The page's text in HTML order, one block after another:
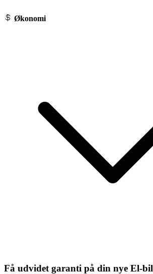
Økonomi
Få udvidet garanti på din nye El-bil